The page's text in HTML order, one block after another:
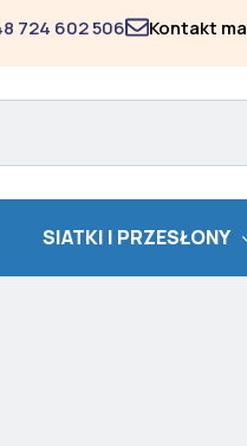
724 602 506 Kontakt
SIATKI I PRZESŁONY